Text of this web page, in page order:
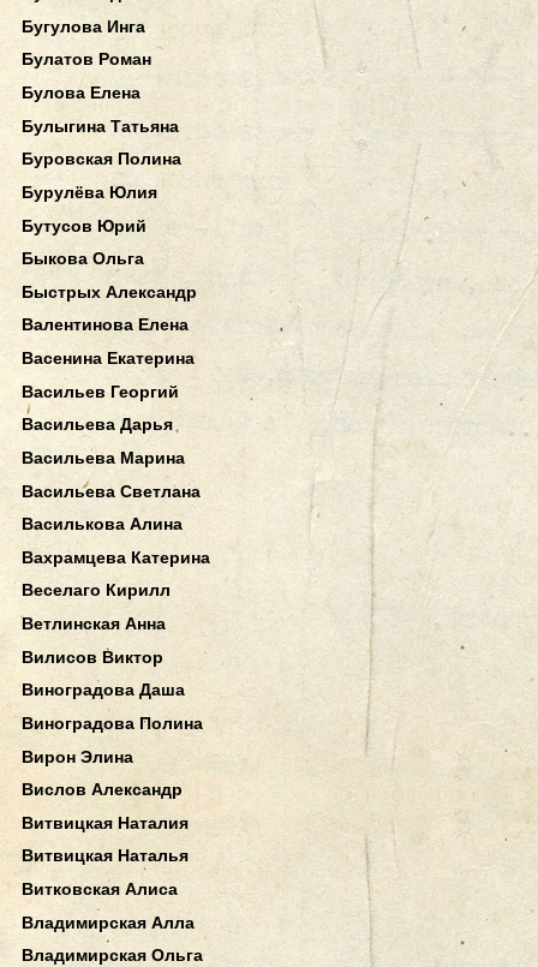
Бугулова Инга
Булатов Роман
Булова Елена
Булыгина Татьяна
Буровская Полина
Бурулёва Юлия
Бутусов Юрий
Быкова Ольга
Быстрых Александр
Валентинова Елена
Васенина Екатерина
Васильев Георгий
Васильева Дарья
Васильева Марина
Васильева Светлана
Василькова Алина
Вахрамцева Катерина
Веселаго Кирилл
Ветлинская Анна
Вилисов Виктор
Виноградова Даша
Виноградова Полина
Вирон Элина
Вислов Александр
Витвицкая Наталия
Витвицкая Наталья
Витковская Алиса
Владимирская Алла
Владимирская Ольга